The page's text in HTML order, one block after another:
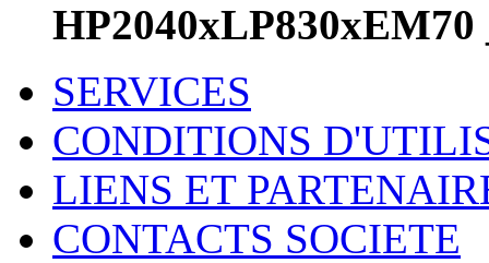
HP2040xLP830xEM70
SERVICES
CONDITIONS
LIENS ET
CONTACTS SOCIETE